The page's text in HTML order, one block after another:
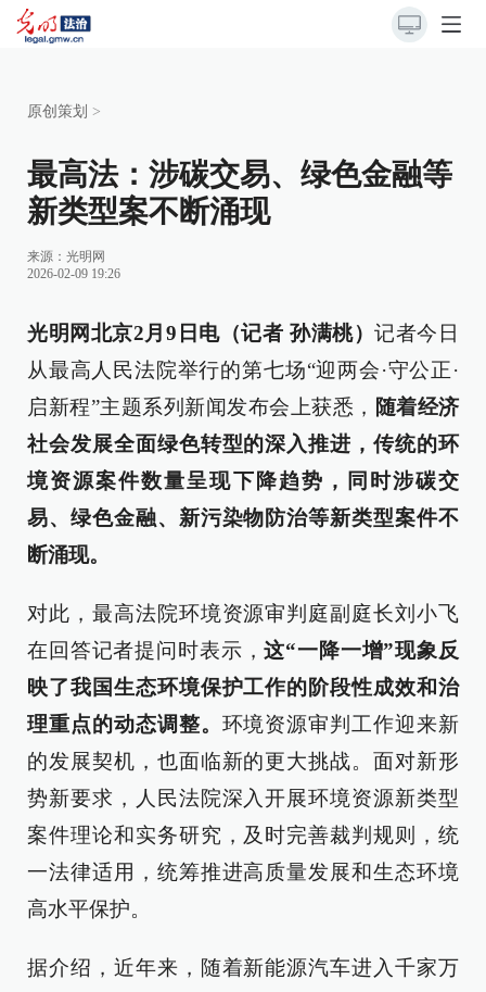
原创策划 >
最高法：涉碳交易、绿色金融等
新类型案不断涌现
来源： 光明网
2026-02-09 19:26
光明网北京2月9日电（记者 孙满桃）记者今日
从最高人民法院举行的第七场“迎两会·守公正·
启新程”主题系列新闻发布会上获悉， 随着经济
社会发展全面绿色转型的深入推进，传统的环
境资源案件数量呈现下降趋势，同时涉碳交
易、绿色金融、新污染物防治等新类型案件不
断涌现。
对此，最高法院环境资源审判庭副庭长刘小飞
在回答记者提问时表示，这“一降一增”现象反
映了我国生态环境保护工作的阶段性成效和治
理重点的动态调整。 环境资源审判工作迎来新
的发展契机，也面临新的更大挑战。面对新形
势新要求，人民法院深入开展环境资源新类型
案件理论和实务研究，及时完善裁判规则，统
一法律适用，统筹推进高质量发展和生态环境
高水平保护。
据介绍，近年来，随着新能源汽车进入千家万